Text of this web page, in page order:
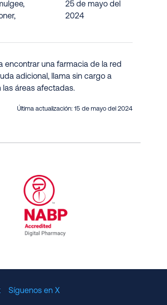
25 de mayo del
2024
encontrar una farmacia de la red
adicional, llama sin cargo a
las áreas afectadas.
Última actualización: 15 de mayo del 2024
Síguenos en X